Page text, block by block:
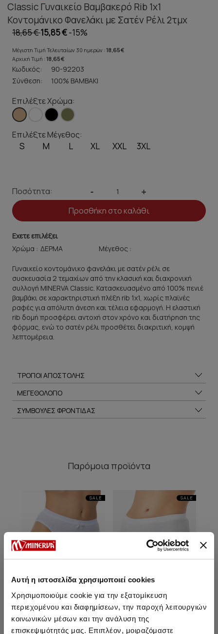
Αυτή η ιστοσελίδα χρησιμοποιεί cookies
Χρησιμοποιούμε cookie για την εξατομίκευση
περιεχομένου και διαφημίσεων, την παροχή λειτουργιών
κοινωνικών μέσων και την ανάλυση της
επισκεψιμότητάς μας. Επιπλέον, μοιραζόμαστε
Classic Γυναικείο Βαμβακερό Rib 1x1
Κοντομάνικο Φανελάκι με Σατέν Ρέλι 2τμχ
18,65 €15,85 €-15%
Μέγιστη Τιμή Τελευταίων 30 ημερών : 18,65 €
Αρχική Τιμή : 18,65 €
Κωδικός:
90-92203
Σύνθεση:
100% ΒΑΜΒΑΚΙ
Επιλέξτε Χρώμα:
Επιλέξτε Μέγεθος:
S M L XL XXL 3XL
Ποσότητα: - +
Προσθήκη στο καλάθι
Εχετε επιλέξει
Χρώμα :
Μέγεθος :
Γυναικείο κοντομάνικο φανελάκι με σατέν ρέλι σε
συσκευασία 2 τεμαχίων από την κλασική και διαχρονική
συλλογή MINERVA Classic. Κατασκευασμένο από 100% πενιέ
βαμβάκι σε χαρακτηριστική πλέξη rib 1x1, χωρίς πλαϊνές
ραφές για απόλυτη άνεση και τέλεια εφαρμογή. Η ελαστική
rib δομή προσφέρει αντοχή στον χρόνο και διατήρηση της
φόρμας, ενώ το σατέν ρέλι προσθέτει διακριτική, κομψή
λεπτομέρεια.
ΤΡΟΠΟΙ ΑΠΟΣΤΟΛΗΣ
ΜΕΓΕΘΟΛΟΓΙΟ
ΣΥΜΒΟΥΛΕΣ ΦΡΟΝΤΙΔΑΣ
Παρόμοια προϊόντα
SALE
Classic Γυναικείο
SALE
Classic Γυναικεία